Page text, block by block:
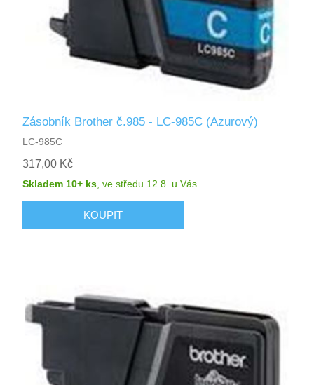
Zásobník Brother č.985 - LC-985C (Azurový)
LC-985C
317,00 Kč
Skladem 10+ ks,ve středu 12.8. u Vás